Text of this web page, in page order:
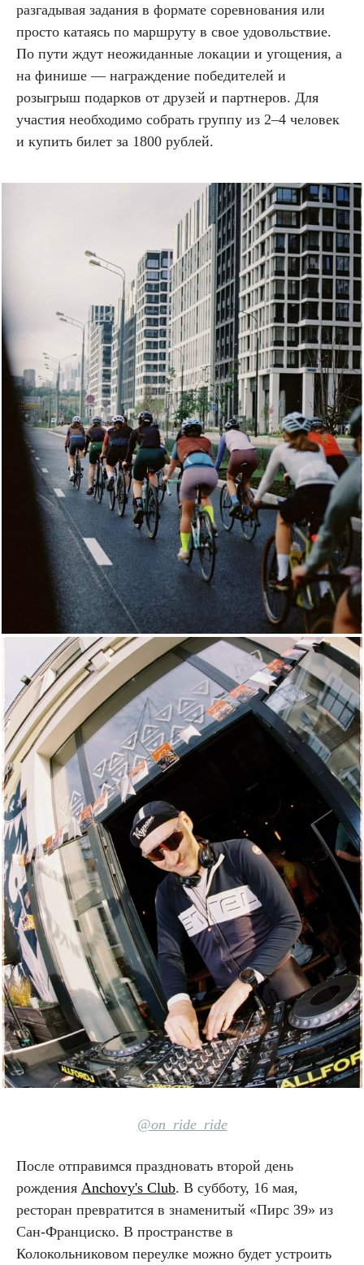
разгадывая задания в формате соревнования или
просто катаясь по маршруту в свое удовольствие.
По пути ждут неожиданные локации и угощения, а
на финише — награждение победителей и
розыгрыш подарков от друзей и партнеров. Для
участия необходимо собрать группу из 2–4 человек
и купить билет за 1800 рублей.
@on_ride_ride
После отправимся праздновать второй день
рождения Anchovy's Club. В субботу, 16 мая,
ресторан превратится в знаменитый «Пирс 39» из
Сан-Франциско. В пространстве в
Колокольниковом переулке можно будет устроить